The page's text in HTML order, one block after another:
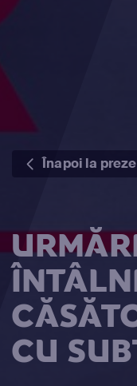
Înapoi la
CU